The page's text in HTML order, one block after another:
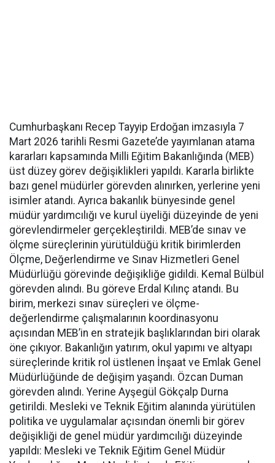
Cumhurbaşkanı Recep Tayyip Erdoğan imzasıyla 7
Mart 2026 tarihli Resmi Gazete’de yayımlanan atama
kararları kapsamında Milli Eğitim Bakanlığında (MEB)
üst düzey görev değişiklikleri yapıldı. Kararla birlikte
bazı genel müdürler görevden alınırken, yerlerine yeni
isimler atandı. Ayrıca bakanlık bünyesinde genel
müdür yardımcılığı ve kurul üyeliği düzeyinde de yeni
görevlendirmeler gerçekleştirildi. MEB’de sınav ve
ölçme süreçlerinin yürütüldüğü kritik birimlerden
Ölçme, Değerlendirme ve Sınav Hizmetleri Genel
Müdürlüğü görevinde değişikliğe gidildi. Kemal Bülbül
görevden alındı. Bu göreve Erdal Kılınç atandı. Bu
birim, merkezi sınav süreçleri ve ölçme-
değerlendirme çalışmalarının koordinasyonu
açısından MEB’in en stratejik başlıklarından biri olarak
öne çıkıyor. Bakanlığın yatırım, okul yapımı ve altyapı
süreçlerinde kritik rol üstlenen İnşaat ve Emlak Genel
Müdürlüğünde de değişim yaşandı. Özcan Duman
görevden alındı. Yerine Ayşegül Gökçalp Durna
getirildi. Mesleki ve Teknik Eğitim alanında yürütülen
politika ve uygulamalar açısından önemli bir görev
değişikliği de genel müdür yardımcılığı düzeyinde
yapıldı: Mesleki ve Teknik Eğitim Genel Müdür